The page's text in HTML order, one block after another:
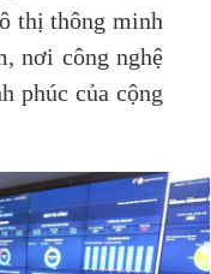
thị thông minh
nơi công nghệ
phúc của cộng